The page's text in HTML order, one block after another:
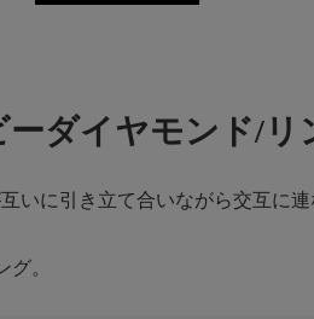
ーダイヤモンド/リ
いに引き立て合いながら交互に
。